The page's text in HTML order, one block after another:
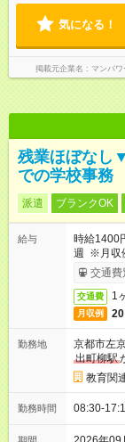
気になる！
掲載元企業名 マンパ
残業ほぼなし
での学校事務
派遣 ブランクOK
給与
時給1400
週 ※月収
交通費
交通費 1
月収例
勤務地
京都市左
出町柳駅
教育関
勤務時間 08:30-